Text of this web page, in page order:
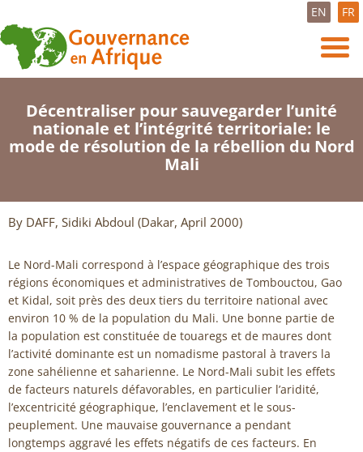
EN FR
Décentraliser pour sauvegarder l’unité
nationale et l’intégrité territoriale: le
mode de résolution de la rébellion du Nord
Mali
By DAFF, Sidiki Abdoul (Dakar, April 2000)
Le Nord-Mali correspond à l’espace géographique des trois
régions économiques et administratives de Tombouctou, Gao
et Kidal, soit près des deux tiers du territoire national avec
environ 10 % de la population du Mali. Une bonne partie de
la population est constituée de touaregs et de maures dont
l’activité dominante est un nomadisme pastoral à travers la
zone sahélienne et saharienne. Le Nord-Mali subit les effets
de facteurs naturels défavorables, en particulier l’aridité,
l’excentricité géographique, l’enclavement et le sous-
peuplement. Une mauvaise gouvernance a pendant
longtemps aggravé les effets négatifs de ces facteurs. En